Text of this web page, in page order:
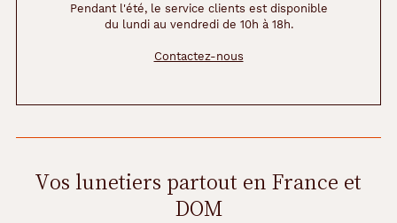
Pendant l'été, le service clients est disponible
du lundi au vendredi de 10h à 18h.
Contactez-nous
Vos lunetiers partout en France et
DOM